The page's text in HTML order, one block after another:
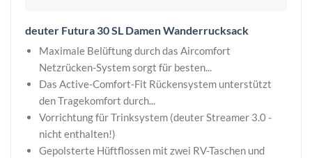
deuter Futura 30 SL Damen Wanderrucksack
Maximale Belüftung durch das Aircomfort
Netzrücken-System sorgt für besten...
Das Active-Comfort-Fit Rückensystem unterstützt
den Tragekomfort durch...
Vorrichtung für Trinksystem (deuter Streamer 3.0 -
nicht enthalten!)
Gepolsterte Hüftflossen mit zwei RV-Taschen und